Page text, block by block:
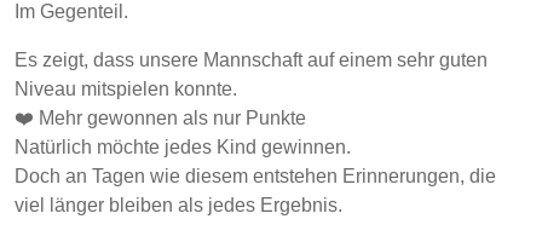
Im Gegenteil.
Es zeigt, dass unsere Mannschaft auf einem sehr guten
Niveau mitspielen konnte.
❤️ Mehr gewonnen als nur Punkte
Natürlich möchte jedes Kind gewinnen.
Doch an Tagen wie diesem entstehen Erinnerungen, die
viel länger bleiben als jedes Ergebnis.